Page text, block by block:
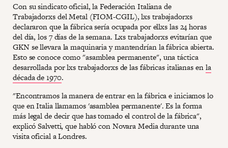
Con su sindicato oficial, la Federación Italiana de
Trabajadorxs del Metal (FIOM-CGIL), lxs trabajadorxs
declararon que la fábrica sería ocupada por ellxs las 24 horas
del día, los 7 días de la semana. Lxs trabajadorxs evitarían que
GKN se llevara la maquinaria y mantendrían la fábrica abierta.
Esto se conoce como "asamblea permanente", una táctica
desarrollada por lxs trabajadorxs de las fábricas italianas enla
década de 1970.
"Encontramos la manera de entrar en la fábrica e iniciamos lo
que en Italia llamamos 'asamblea permanente'. Es la forma
más legal de decir que has tomado el control de la fábrica",
explicó Salvetti, que habló con Novara Media durante una
visita oficial a Londres.